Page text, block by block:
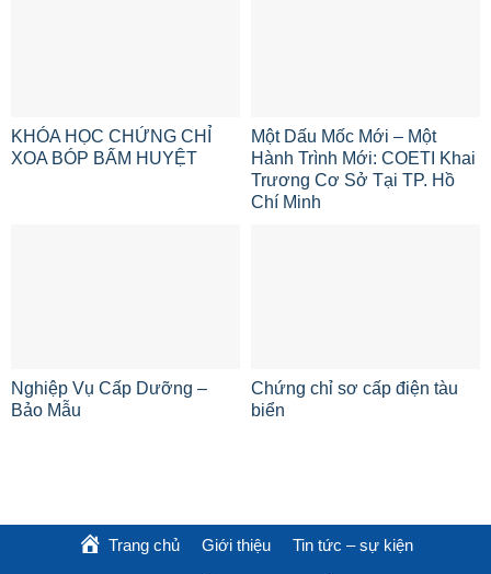
KHÓA HỌC CHỨNG CHỈ
XOA BÓP BẤM HUYỆT
Một Dấu Mốc Mới – Một
Hành Trình Mới: COETI Khai
Trương Cơ Sở Tại TP. Hồ
Chí Minh
Nghiệp Vụ Cấp Dưỡng –
Bảo Mẫu
Chứng chỉ sơ cấp điện tàu
biển
Trang chủ Giới thiệu Tin tức – sự kiện